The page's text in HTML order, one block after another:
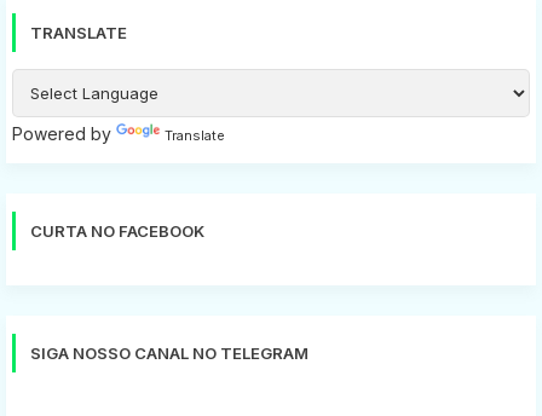
TRANSLATE
Powered by Translate
CURTA NO FACEBOOK
SIGA NOSSO CANAL NO TELEGRAM